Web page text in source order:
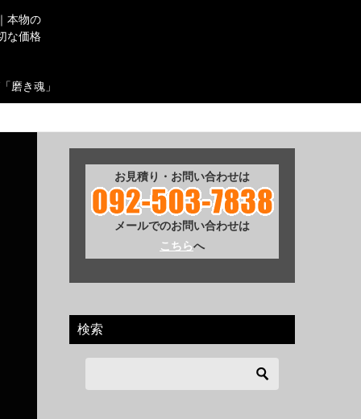
本物の
な価格
磨き魂」
お見積り・お問い合わせは
メールでのお問い合わせは
こちらへ
検索